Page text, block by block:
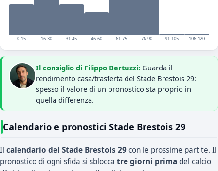
0-15 16-30 31-45 46-60 61-75 76-90 91-105 106-120
Il consiglio di Filippo Bertuzzi: Guarda il
rendimento casa/trasferta del Stade Brestois 29:
spesso il valore di un pronostico sta proprio in
quella differenza.
Calendario e pronostici Stade Brestois 29
Il calendario del Stade Brestois 29con le prossime partite. Il
pronostico di ogni sfida si sblocca tre giorni primadel calcio